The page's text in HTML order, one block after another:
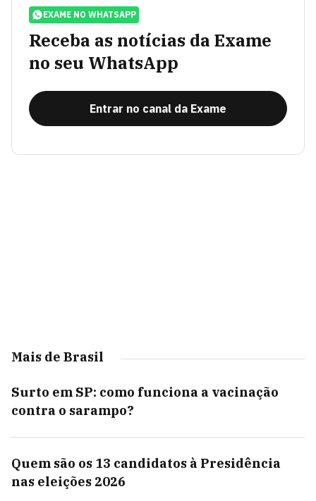
EXAME NO WHATSAPP
Receba as notícias da Exame
no seu WhatsApp
Entrar no canal da Exame
Mais de Brasil
Surto em SP: como funciona a vacinação
contra o sarampo?
Quem são os 13 candidatos à Presidência
nas eleições 2026